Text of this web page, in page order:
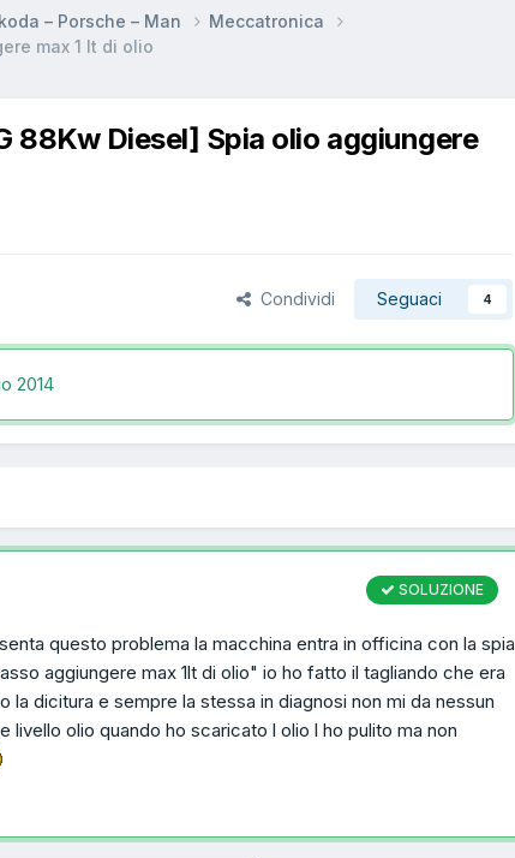
– Porsche – Man
Meccatronica
max 1 lt di olio
88Kw Diesel] Spia olio aggiungere
Condividi Seguaci 4
2014
SOLUZIONE
questo problema la macchina entra in officina con la spia
aggiungere max 1lt di olio" io ho fatto il tagliando che era
la dicitura e sempre la stessa in diagnosi non mi da nessun
livello olio quando ho scaricato l olio l ho pulito ma non